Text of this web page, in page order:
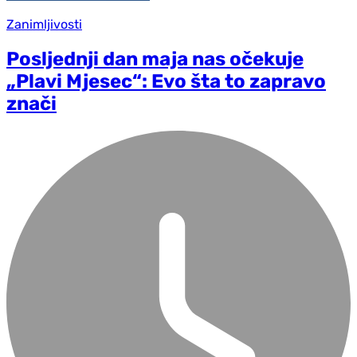
Zanimljivosti
Posljednji dan maja nas očekuje
„Plavi Mjesec“: Evo šta to zapravo
znači